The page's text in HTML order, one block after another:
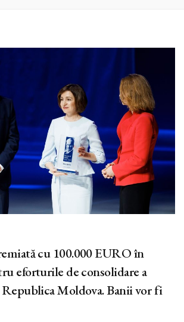
cu 100.000 EURO în
eforturile de consolidare a
Moldova. Banii vor fi